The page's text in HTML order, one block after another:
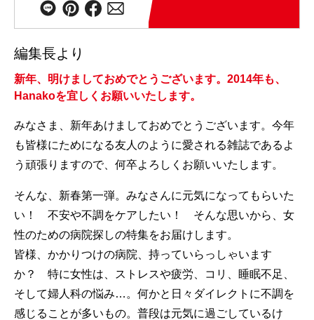
編集長より
新年、明けましておめでとうございます。2014年も、
Hanakoを宜しくお願いいたします。
みなさま、新年あけましておめでとうございます。今年
も皆様にためになる友人のように愛される雑誌であるよ
う頑張りますので、何卒よろしくお願いいたします。
そんな、新春第一弾。みなさんに元気になってもらいた
い！ 不安や不調をケアしたい！ そんな思いから、女
性のための病院探しの特集をお届けします。
皆様、かかりつけの病院、持っていらっしゃいます
か？ 特に女性は、ストレスや疲労、コリ、睡眠不足、
そして婦人科の悩み…。何かと日々ダイレクトに不調を
感じることが多いもの。普段は元気に過ごしているけ